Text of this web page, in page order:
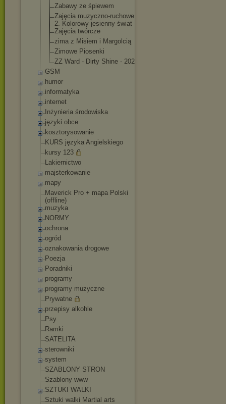
Zabawy ze śpiewem
Zajęcia muzyczno-ruchowe. Cz
2. Kolorowy jesienny świat
Zajęcia twórcze
zima z Misiem i Margolcią
Zimowe Piosenki
ZZ Ward - Dirty Shine - 2023
GSM
humor
informatyka
internet
Inżynieria środowiska
języki obce
kosztorysowanie
KURS języka Angielskiego
kursy 123
Lakiernictwo
majsterkowanie
mapy
Maverick Pro + mapa Polski
(offline)
muzyka
NORMY
ochrona
ogród
oznakowania drogowe
Poezja
Poradniki
programy
programy muzyczne
Prywatne
przepisy alkohle
Psy
Ramki
SATELITA
sterowniki
system
SZABLONY STRON
Szablony www
SZTUKI WALKI
Sztuki walki Martial arts